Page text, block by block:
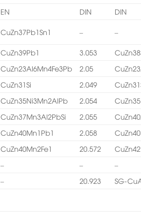
EN DIN DIN
CuZn37Pb1Sn1 – –
CuZn39Pb1 3.053
CuZn23Al6Mn4Fe3Pb 2.05
CuZn31Si 2.049
CuZn35Ni3Mn2AlPb 2.054
CuZn37Mn3Al2PbSi 2.055
CuZn40Mn1Pb1 2.058
CuZn40Mn2Fe1 20.572
– –
–
– 20.923 SG-